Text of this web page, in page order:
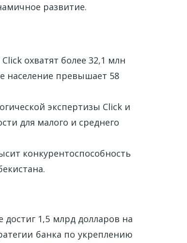
развитие.
охватят более 32,1 млн
население превышает 58
экспертизы Click и
для малого и среднего
конкурентоспособность
1,5 млрд долларов на
банка по укреплению